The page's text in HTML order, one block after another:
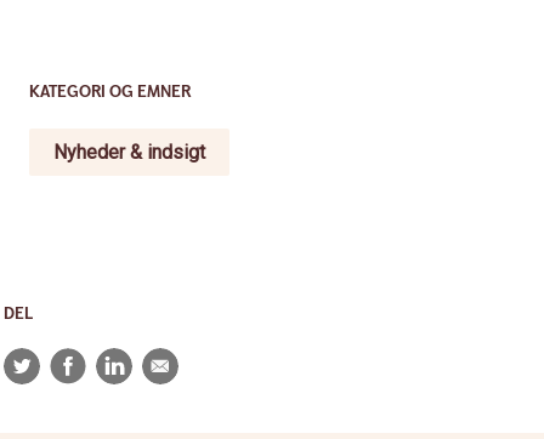
KATEGORI OG EMNER
Nyheder & indsigt
DEL
TwitterFacebookLinkedIn
E-
mail